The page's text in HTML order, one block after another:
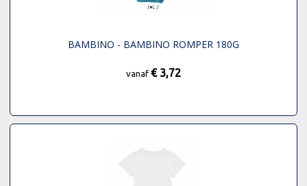
BAMBINO - BAMBINO ROMPER 180G
vanaf € 3,72